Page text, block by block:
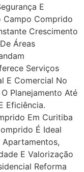
E
Campo Comprido
Crescimento
Áreas
Serviços
E Comercial No
Planejamento Até
Eficiência.
Em Curitiba
É Ideal
Apartamentos,
E Valorização
Reforma